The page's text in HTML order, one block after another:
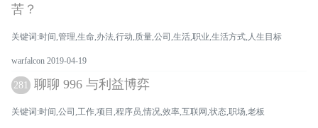
苦？
关键词:时间,管理,生命,办法,行动,质量,公司,生活,职业,生活方式,人生目标
warfalcon 2019-04-19
281 聊聊 996 与利益博弈
关键词:时间,公司,工作,项目,程序员,情况,效率,互联网,状态,职场,老板